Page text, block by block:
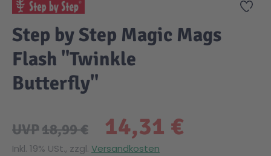
Zur
Step by Step Magic Mags
Flash "Twinkle
Butterfly"
14,31 €
UVP18,99 €
Inkl. 19% USt., zzgl. Versandkosten